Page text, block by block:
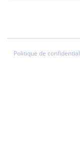
Politique de